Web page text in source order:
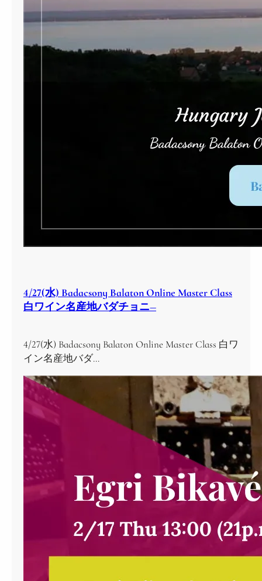
4/27(水) Badacsony Balaton Online Master Class
白ワイン名産地バダチョニ―
4/27(水) Badacsony Balaton Online Master Class 白ワ
イン名産地バダ…